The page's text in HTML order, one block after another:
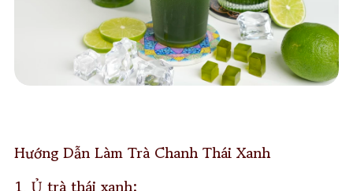
Hướng Dẫn Làm Trà Chanh Thái Xanh
1. Ủ trà thái xanh: